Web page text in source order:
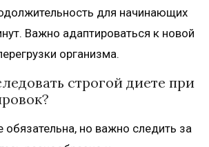
для начинающих
Важно адаптироваться к новой
организма.
строгой диете при
обязательна, но важно следить за